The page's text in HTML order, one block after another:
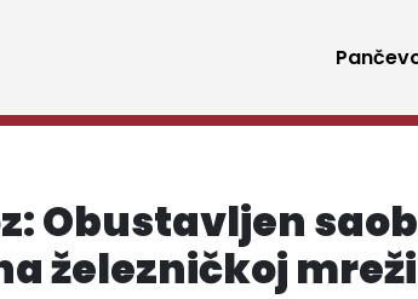
Obustavljen
železničkoj mreži